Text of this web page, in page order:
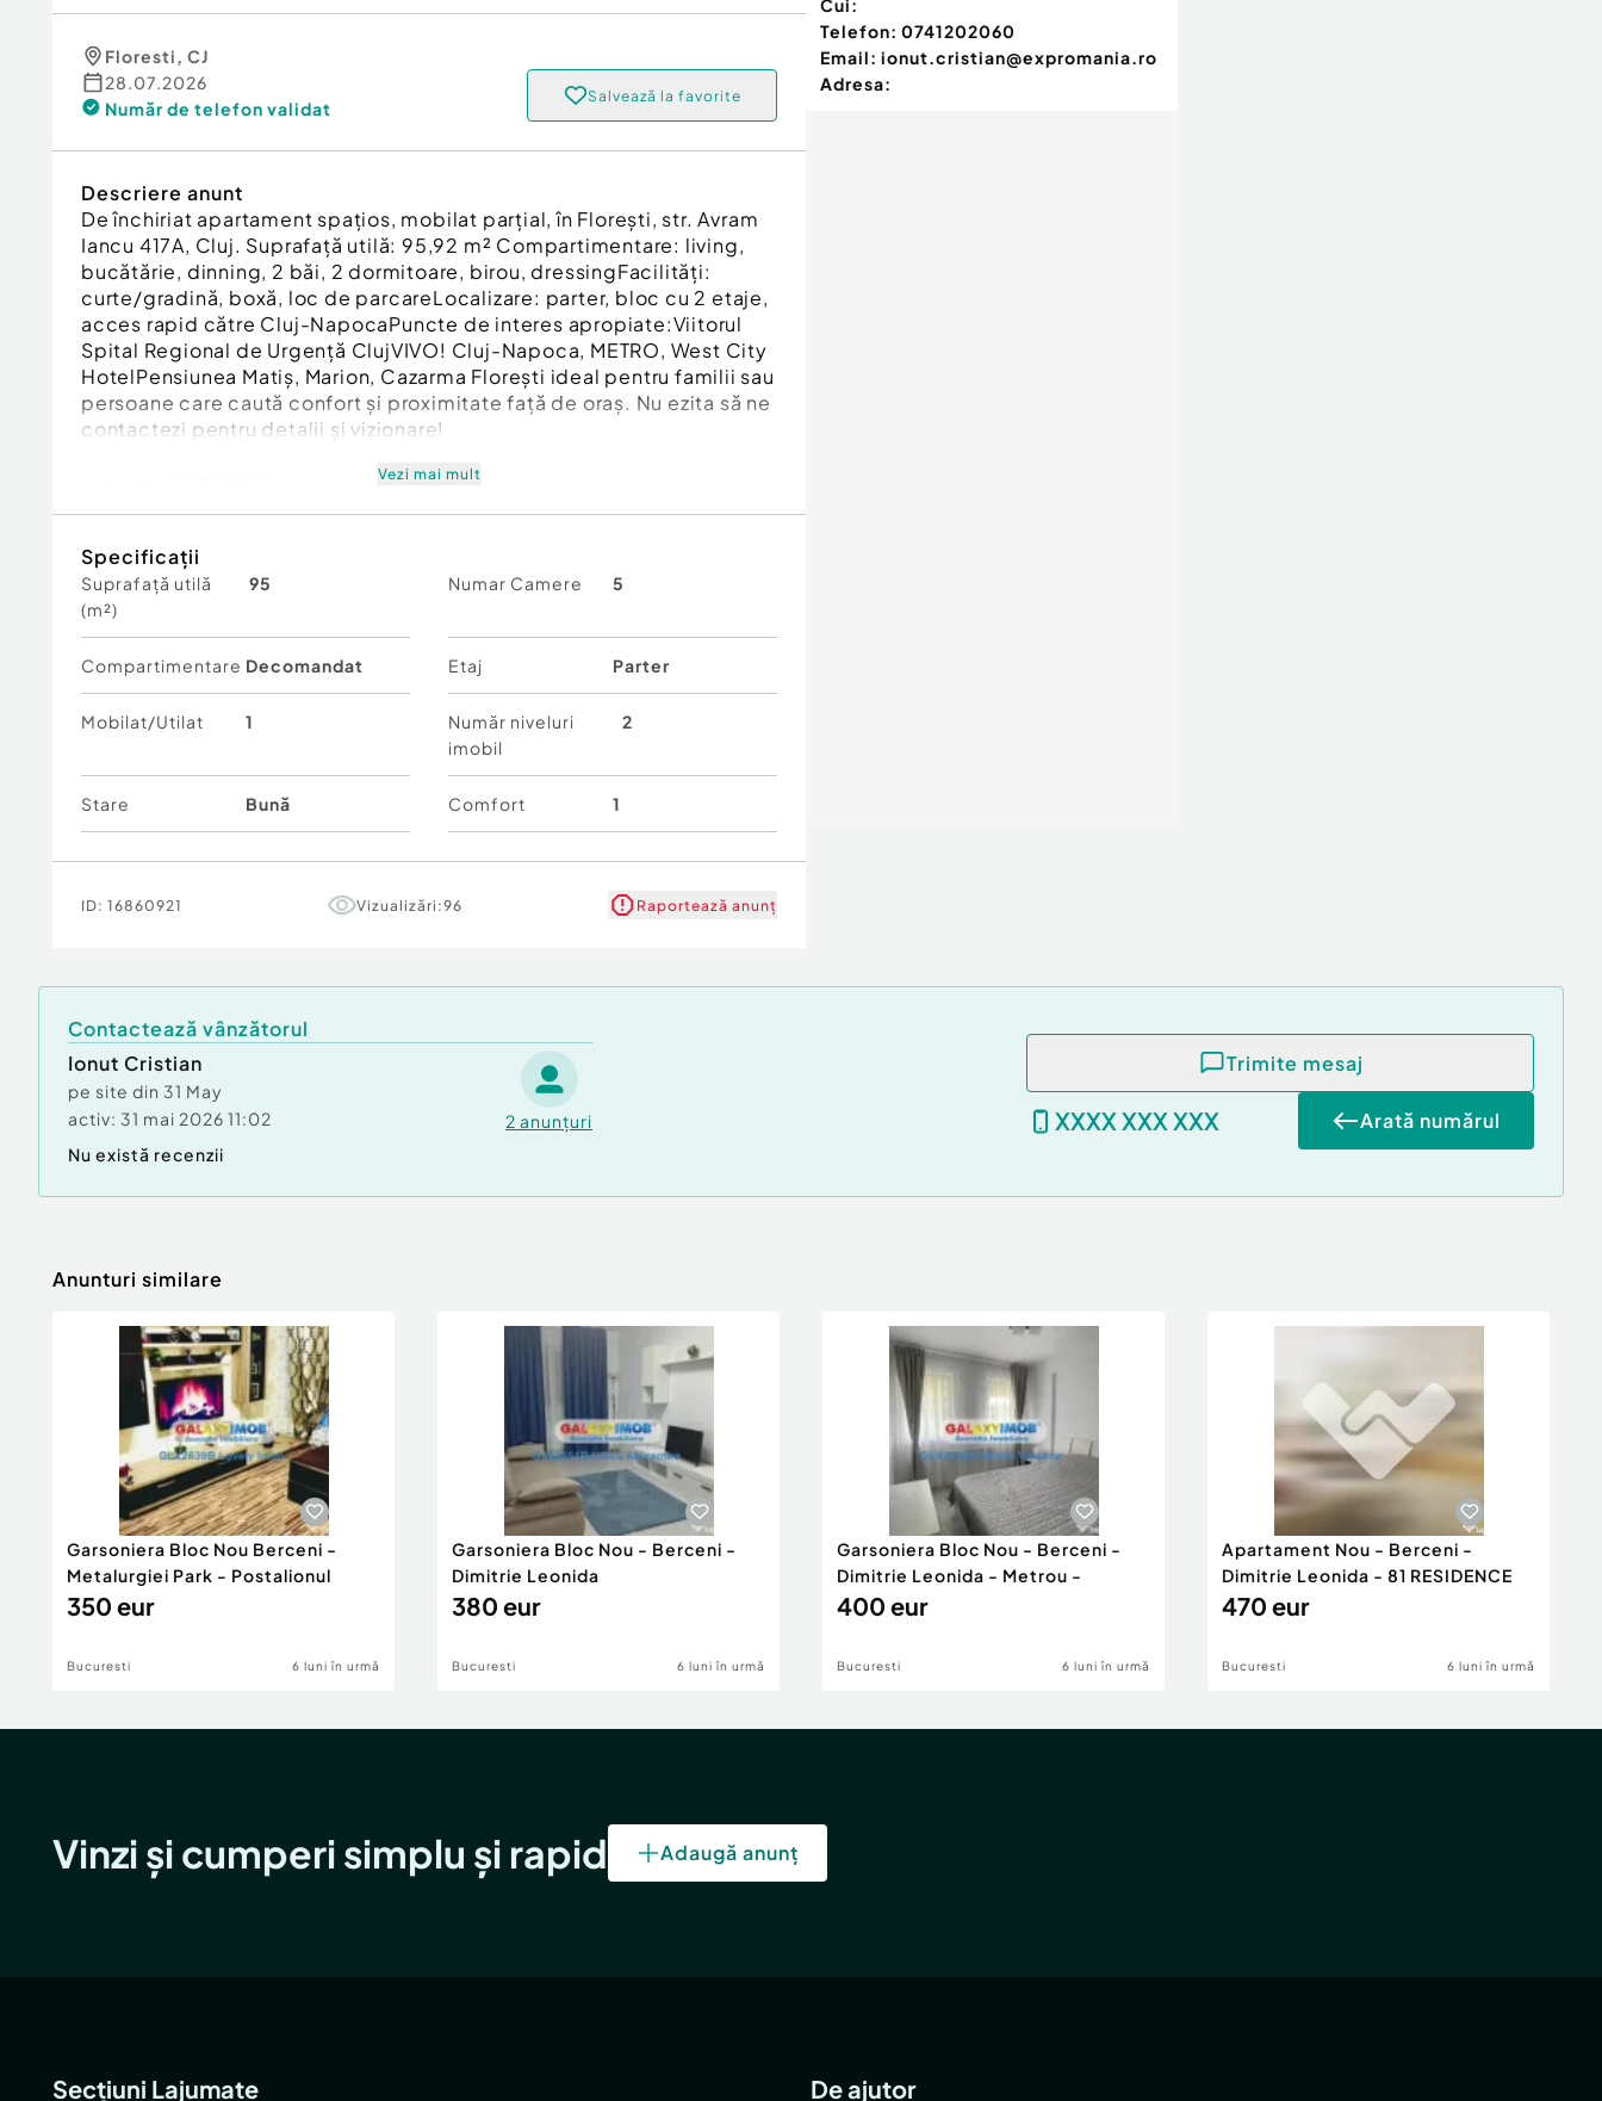
Floresti, CJ
28.07.2026
Număr de telefon validat
Salvează la favorite
Descriere anunt
De închiriat apartament spațios, mobilat parțial, în Florești, str. Avram
Iancu 417A, Cluj. Suprafață utilă: 95,92 m² Compartimentare: living,
bucătărie, dinning, 2 băi, 2 dormitoare, birou, dressingFacilități:
curte/gradină, boxă, loc de parcareLocalizare: parter, bloc cu 2 etaje,
acces rapid către Cluj-NapocaPuncte de interes apropiate:Viitorul
Spital Regional de Urgență ClujVIVO! Cluj-Napoca, METRO, West City
HotelPensiunea Matiș, Marion, Cazarma Florești ideal pentru familii sau
persoane care caută confort și proximitate față de oraș. Nu ezita să ne
contactezi pentru detalii și vizionare!
Tip imobil:Bloc de apartamente
Număr Băi:2
Nr. locuri parcare:
Vezi mai mult
Specificații
Suprafață utilă
(m²)
95 Numar Camere 5
Compartimentare Decomandat Etaj Parter
Mobilat/Utilat 1
Număr niveluri
imobil
2
Stare Bună Comfort 1
ID: 16860921 Vizualizări:96 Raportează anunț
Cui:
Telefon: 0741202060
Email: ionut.cristian@expromania.ro
Adresa:
Contactează vânzătorul
Ionut Cristian
pe site din 31 May
activ: 31 mai 2026 11:02 2 anunțuri
Nu există recenzii
Trimite mesaj
XXXX XXX XXX Arată numărul
Anunturi similare
Garsoniera Bloc Nou Berceni -
Metalurgiei Park - Postalionul
350 eur
Bucuresti 6 luni în urmă
Garsoniera Bloc Nou - Berceni -
Dimitrie Leonida
380 eur
Bucuresti 6 luni în urmă
Garsoniera Bloc Nou - Berceni -
Dimitrie Leonida - Metrou -
400 eur
Bucuresti 6 luni în urmă
Apartament Nou - Berceni -
Dimitrie Leonida - 81 RESIDENCE
470 eur
Bucuresti 6 luni în urmă
Vinzi și cumperi simplu și rapid Adaugă anunț
Secțiuni Lajumate De ajutor